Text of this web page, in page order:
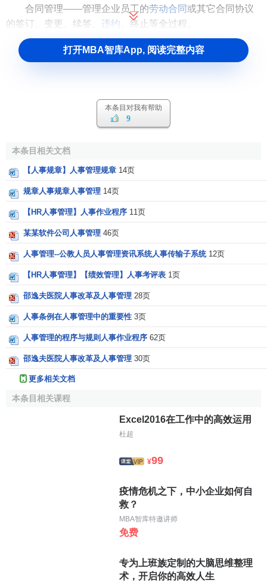
合同管理——管理企业员工的劳动合同或其它合同协议
的签订、变更、续签、 违约 、终止等全过程。
绩效考核——通过自己定义绩效考核类别、
、评分
标准、权重及评议流程，满足企业实现目标考核、行为考核
系统报表——将系统内各个模块中生成的静态报表集中
起来，让企业领导或部门管理者可以进行集中查询，从而使
情况，为制定最具
规章制度——管理企业人事规章制度，可以建立各种制
度类别，按类别上传相应制度文档，方便用户实时查看阅
读，发布制度的时候可以设置权限只给某些人查阅。
库，发放，更换，统计报表等功能。
员工自助——员工自助的目的是让企业的员工都参与到
人力资源管理流程中去，使人力资源管理更科学。
打开MBA智库App, 阅读完整内容
本条目对我有帮助
9
本条目相关文档
【人事规章】人事管理规章 14页
规章人事规章人事管理 14页
【HR人事管理】人事作业程序 11页
某某软件公司人事管理 46页
人事管理--公教人员人事管理资讯系统人事传输子系统 12页
【HR人事管理】【绩效管理】人事考评表 1页
邵逸夫医院人事改革及人事管理 28页
人事条例在人事管理中的重要性 3页
人事管理的程序与规则人事作业程序 62页
邵逸夫医院人事改革及人事管理 30页
更多相关文档
本条目相关课程
Excel2016在工作中的高效运用
杜超
¥99
疫情危机之下，中小企业如何自
救？
MBA智库特邀讲师
免费
专为上班族定制的大脑思维整理
术，开启你的高效人生